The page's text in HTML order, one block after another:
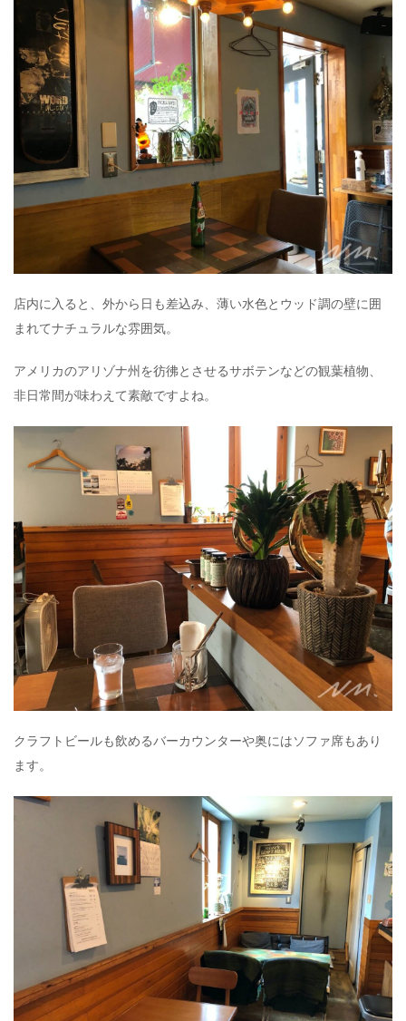
店内に入ると、外から日も差込み、薄い水色とウッド調の壁に囲
まれてナチュラルな雰囲気。
アメリカのアリゾナ州を彷彿とさせるサボテンなどの観葉植物、
非日常間が味わえて素敵ですよね。
クラフトビールも飲めるバーカウンターや奥にはソファ席もあり
ます。